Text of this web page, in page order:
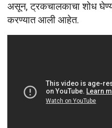
असून, ट्रकचालकाचा शोध
करण्यात आली आहेत.